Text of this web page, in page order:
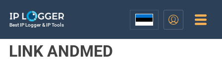
Best IP Logger & IP Tools
LINK ANDMED